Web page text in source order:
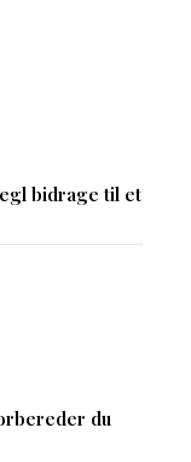
bidrage til et
du